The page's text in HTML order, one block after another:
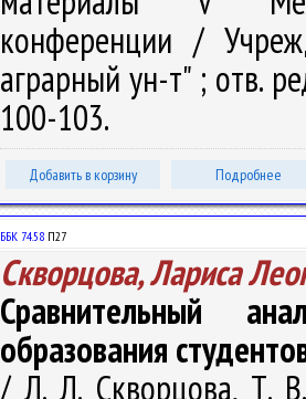
конференции /
аграрный ун-т" ; отв.
100-103.
Добавить в корзину Подробнее
ББК 74.58 П27
Скворцова, Лариса
Сравнительный
образования
/ Л. Л. Скворцова, Т.